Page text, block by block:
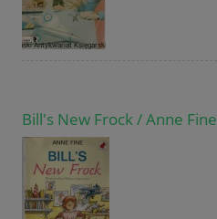
Bill's New Frock / Anne Fine